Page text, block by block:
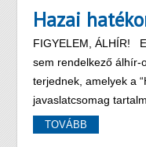
Hazai
FIGYELEM, ÁLHÍR!
sem rendelkező álhír-
terjednek, amelyek a
javaslatcsomag
TOVÁBB